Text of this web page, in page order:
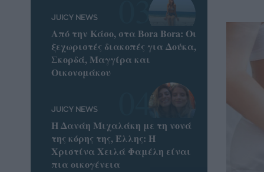
JUICY NEWS
Από την Κάσο, στα Bora Bora: Οι
ξεχωριστές διακοπές για Δούκα,
Σκορδά, Μαγγίρα και
Οικονομάκου
JUICY NEWS
Η Δανάη Μιχαλάκη με τη νονά
της κόρης της, Έλλης: Η
Χριστίνα Χειλά Φαμέλη είναι
πια οικογένεια